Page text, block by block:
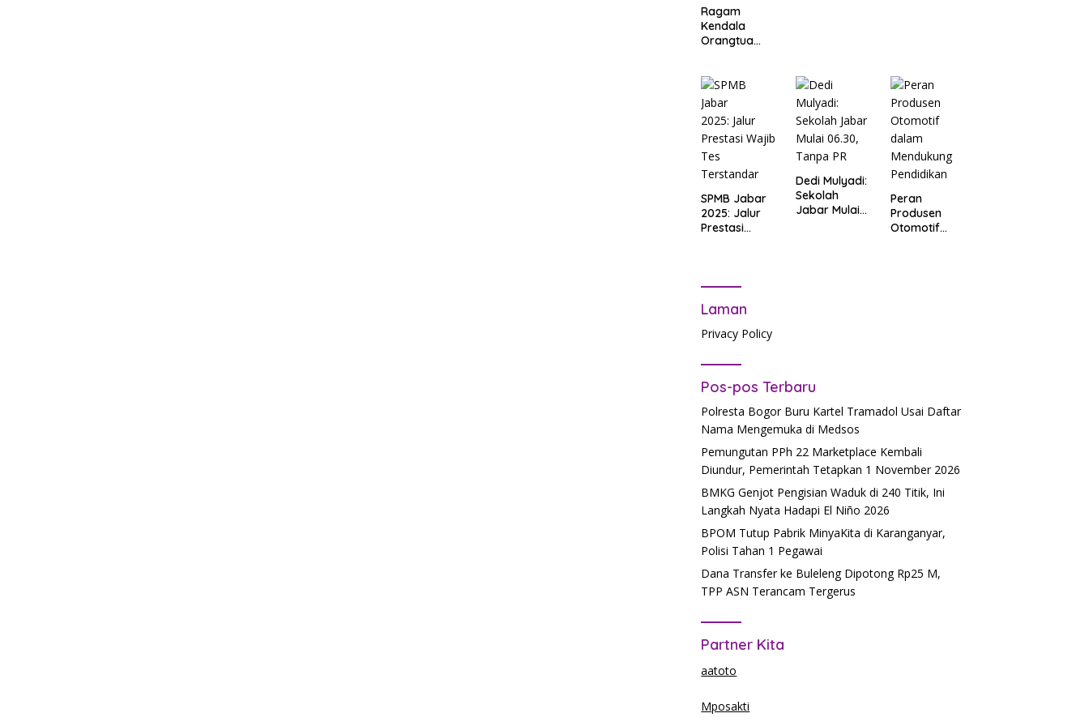
Ragam
Kendala
Orangtua
Jakarta
2025: Salah
Input Data
hingga Lupa
Password
SPMB Jabar
2025: Jalur
Prestasi
Dedi Mulyadi:
Sekolah
Jabar Mulai
Peran
Produsen
Otomotif
Laman
Privacy Policy
Pos-pos Terbaru
Polresta Bogor Buru Kartel Tramadol Usai Daftar
Nama Mengemuka di Medsos
Pemungutan PPh 22 Marketplace Kembali
Diundur, Pemerintah Tetapkan 1 November 2026
BMKG Genjot Pengisian Waduk di 240 Titik, Ini
Langkah Nyata Hadapi El Niño 2026
BPOM Tutup Pabrik MinyaKita di Karanganyar,
Polisi Tahan 1 Pegawai
Dana Transfer ke Buleleng Dipotong Rp25 M,
TPP ASN Terancam Tergerus
Partner Kita
aatoto
Mposakti